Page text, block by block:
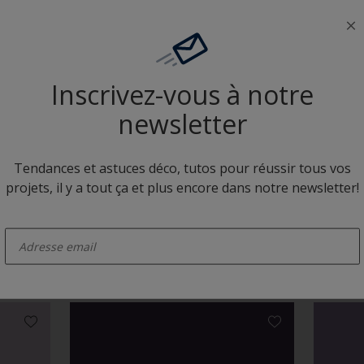
Neutres colorés
W8.21.16
Inscrivez-vous à notre
newsletter
Tendances et astuces déco, tutos pour réussir tous vos
projets, il y a tout ça et plus encore dans notre newsletter!